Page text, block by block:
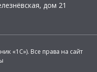
дом 21
«1С»). Все права на сайт